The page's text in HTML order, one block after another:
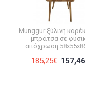
Munggur ξύλινη
μπράτσα σε
απόχρωση
185,25€